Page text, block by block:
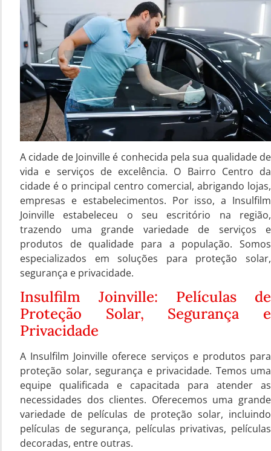
A cidade de Joinville é conhecida pela sua qualidade de
vida e serviços de excelência. O Bairro Centro da
cidade é o principal centro comercial, abrigando lojas,
empresas e estabelecimentos. Por isso, a Insulfilm
Joinville estabeleceu o seu escritório na região,
trazendo uma grande variedade de serviços e
produtos de qualidade para a população. Somos
especializados em soluções para proteção solar,
segurança e privacidade.
Insulfilm Joinville: Películas de
Proteção Solar, Segurança e
Privacidade
A Insulfilm Joinville oferece serviços e produtos para
proteção solar, segurança e privacidade. Temos uma
equipe qualificada e capacitada para atender as
necessidades dos clientes. Oferecemos uma grande
variedade de películas de proteção solar, incluindo
películas de segurança, películas privativas, películas
decoradas, entre outras.